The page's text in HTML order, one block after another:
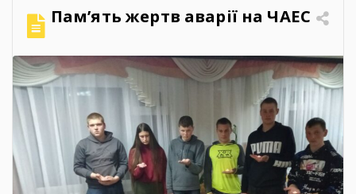
здорових умов праці». Сучасна концепція
безпеки праці давно вийшла за межі […]
Пам’ять жертв аварії на ЧАЕС